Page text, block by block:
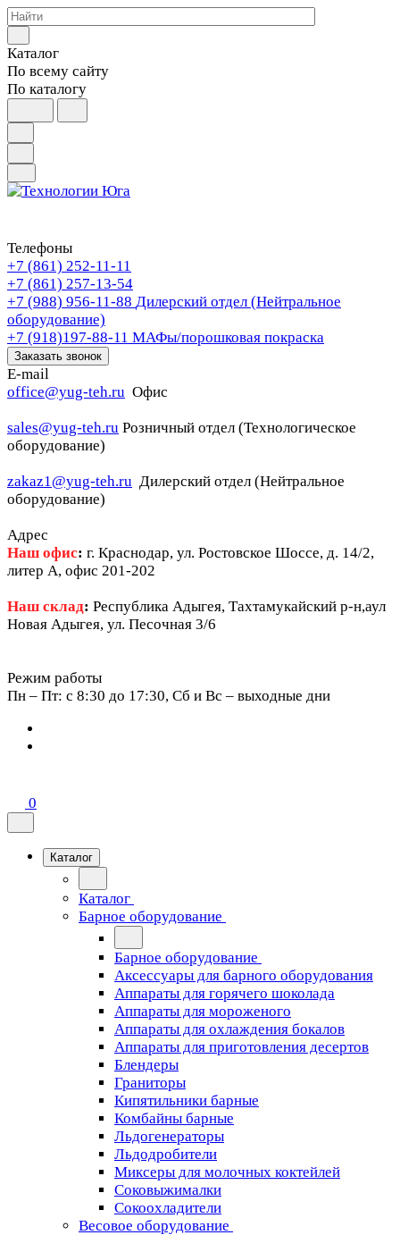
Каталог
По всему сайту
По каталогу
Телефоны
+7 (861) 252-11-11
+7 (861) 257-13-54
+7 (988) 956-11-88 Дилерский отдел (Нейтральное
оборудование)
+7 (918)197-88-11 МАФы/порошковая покраска
Заказать звонок
E-mail
office@yug-teh.ru Офис
sales@yug-teh.ru Розничный отдел (Технологическое
оборудование)
zakaz1@yug-teh.ru Дилерский отдел (Нейтральное
оборудование)
Адрес
Наш офис: г. Краснодар, ул. Ростовское Шоссе, д. 14/2,
литер А, офис 201-202
Наш склад: Республика Адыгея, Тахтамукайский р-н,аул
Новая Адыгея, ул. Песочная 3/6
Режим работы
Пн – Пт: c 8:30 до 17:30, Сб и Вс – выходные дни
0
Каталог
Каталог
Барное оборудование
Барное оборудование
Аксессуары для барного оборудования
Аппараты для горячего шоколада
Аппараты для мороженого
Аппараты для охлаждения бокалов
Аппараты для приготовления десертов
Блендеры
Граниторы
Кипятильники барные
Комбайны барные
Льдогенераторы
Льдодробители
Миксеры для молочных коктейлей
Соковыжималки
Сокоохладители
Весовое оборудование